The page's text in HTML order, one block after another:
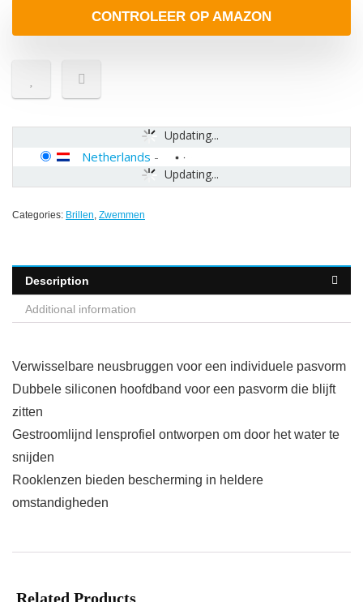
CONTROLEER OP AMAZON
Updating...
Updating...
Netherlands -
Categories: Brillen, Zwemmen
Description
Additional information
Verwisselbare neusbruggen voor een individuele pasvorm
Dubbele siliconen hoofdband voor een pasvorm die blijft
zitten
Gestroomlijnd lensprofiel ontworpen om door het water te
snijden
Rooklenzen bieden bescherming in heldere
omstandigheden
Related Products